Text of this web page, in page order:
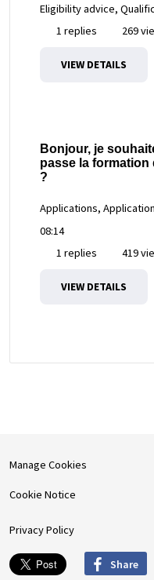
Eligibility advice,
1 replies
269
VIEW DETAILS
Bonjour, je
passe la formation
?
Applications,
08:14
1 replies
419
VIEW DETAILS
Manage Cookies
Cookie Notice
Privacy Policy
Share